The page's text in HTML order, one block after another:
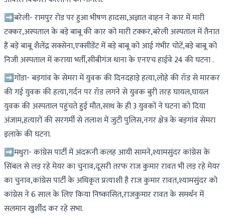
➡️बरेली- रामपुर रोड पर हुआ भीषण हादसा,अज्ञात वाहन ने कार में मारी
टक्कर,अस्पताल के बड़े बाबू की कार को मारी टक्कर,बरेली अस्पताल में तैनात
हैं बड़े बाबू शैलेंद्र सक्सेना,एक्सीडेंट में बड़े बाबू को आई गंभीर चोटें,बड़े बाबू को
निजी अस्पताल में कराया भर्ती,सीबीगंज थाना के एनएच हाईवे 24 की घटना .
➡️गोंडा- बड़गांव के सेमरा में युवक की दिनदहाड़े हत्या,लोहे की रॉड से मारकर
की गई युवक की हत्या,गर्दन पर रॉड लगने से युवक बुरी तरह घायल,घायल
युवक की अस्पताल पहुंचते हुई मौत,साथ के ही 3 युवकों ने घटना को दिया
अंजाम,हत्यारों की सरगर्मी से तलाश में जुटी पुलिस,नगर क्षेत्र के बड़गांव सेमरा
इलाके की घटना.
➡️मथुरा- कांग्रेस पार्टी में अंदरूनी कलह आयी सामने,श्यामसुंदर कांग्रेस के
सिंबल से लड़ रहे मेयर का चुनाव,दूसरी तरफ राज कुमार रावत भी लड़ रहे मेयर
का चुनाव,कांग्रेस पार्टी के अधिकृत प्रत्याशी है राज कुमार रावत,श्यामसुंदर को
कांग्रेस ने 6 साल के लिए किया निष्कासित,राजकुमार रावत के समर्थन में
सलमान खुर्शीद कर रहे सभा.